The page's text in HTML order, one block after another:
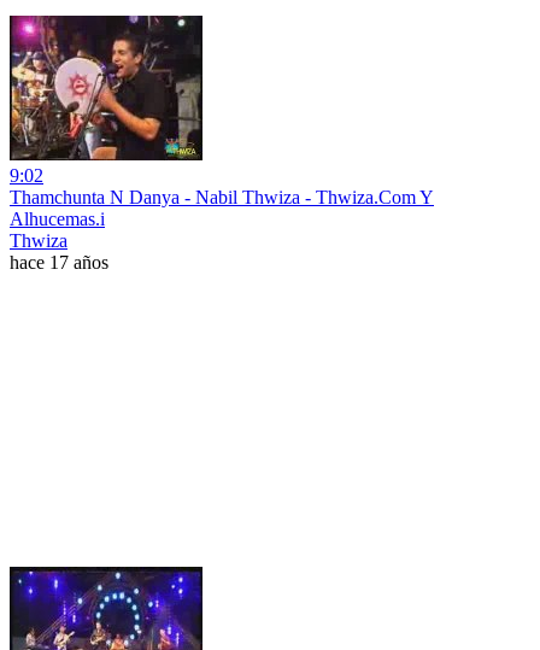
9:02
Thamchunta N Danya - Nabil Thwiza - Thwiza.Com Y
Alhucemas.i
Thwiza
hace 17 años